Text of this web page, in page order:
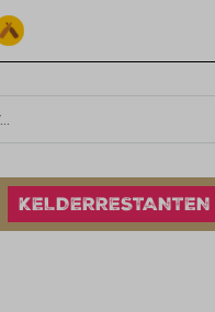
KELDERRESTANTEN